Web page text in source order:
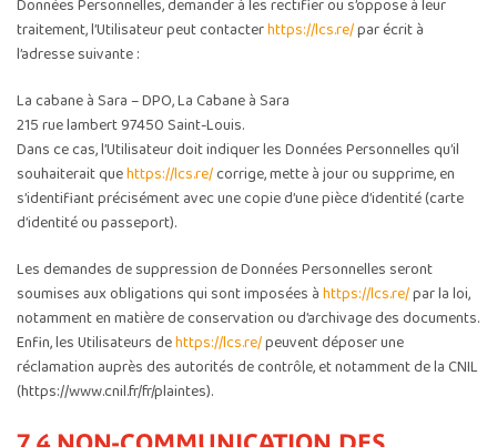
Données Personnelles, demander à les rectifier ou s’oppose à leur
traitement, l’Utilisateur peut contacterhttps://lcs.re/par écrit à
l’adresse suivante :
La cabane à Sara – DPO, La Cabane à Sara
215 rue lambert 97450 Saint-Louis.
Dans ce cas, l’Utilisateur doit indiquer les Données Personnelles qu’il
souhaiterait quehttps://lcs.re/corrige, mette à jour ou supprime, en
s’identifiant précisément avec une copie d’une pièce d’identité (carte
d’identité ou passeport).
Les demandes de suppression de Données Personnelles seront
soumises aux obligations qui sont imposées àhttps://lcs.re/par la loi,
notamment en matière de conservation ou d’archivage des documents.
Enfin, les Utilisateurs dehttps://lcs.re/peuvent déposer une
réclamation auprès des autorités de contrôle, et notamment de la CNIL
(https://www.cnil.fr/fr/plaintes).